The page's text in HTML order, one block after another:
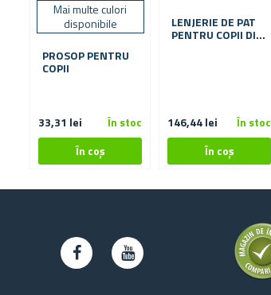
Mai multe culori
disponibile
PROSOP PENTRU
COPII
33,31 lei În stoc
LENJERIE DE PAT
PENTRU COPII DIN
146,44 lei În stoc